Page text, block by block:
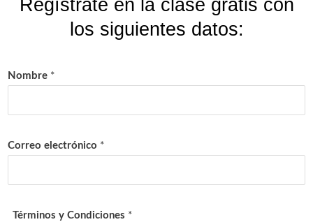
Regístrate en la clase gratis con
los siguientes datos:
Nombre *
Correo electrónico *
Términos y Condiciones *